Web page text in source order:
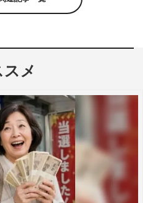
手掛け、『キセキ－あの日
人になった青年
って、恋に全力で駆け抜け
俳優が描き出す。
メ